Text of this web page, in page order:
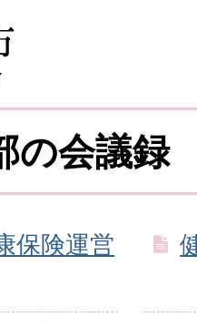
の会議録
保険運営